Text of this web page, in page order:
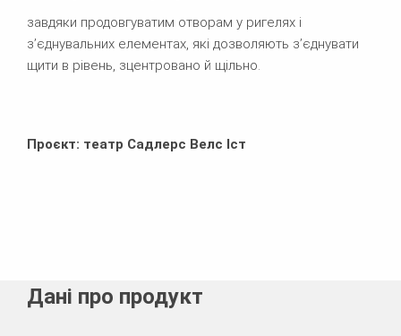
завдяки продовгуватим отворам у ригелях і
з’єднувальних елементах, які дозволяють з’єднувати
щити в рівень, зцентровано й щільно.
Проєкт: театр Садлерс Велс Іст
Дані про продукт